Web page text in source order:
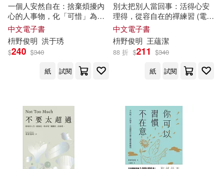
一個人安然自在：捨棄煩擾內
心的人事物，化「可惜」為
「不可惜」的禪智慧 (電子書)
中文電子書
枡野俊明 洪于琇
$240 $340
紙
試閱
別太把別人當回事：活得心安
理得，從容自在的禪練習 (電子
書)
中文電子書
枡野俊明 王蘊潔
88 折 $211 $340
紙
試閱